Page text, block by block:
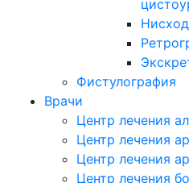
Фистулография
Врачи
Центр лечения
Центр лечения
Центр лечения
Центр лечения